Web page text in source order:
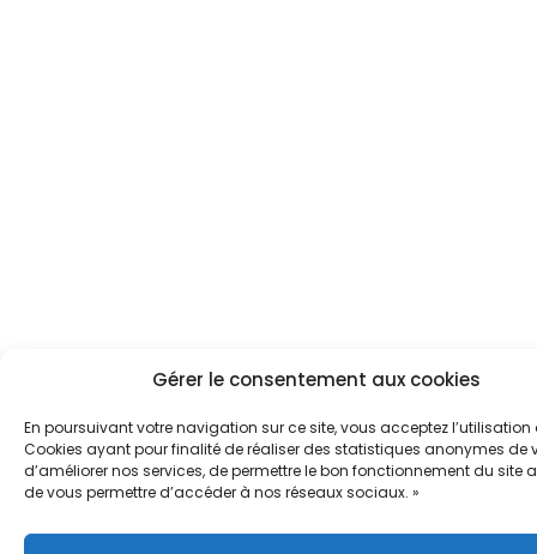
Gérer le consentement aux cookies
En poursuivant votre navigation sur ce site, vous acceptez l’utilisation
Cookies ayant pour finalité de réaliser des statistiques anonymes de
d’améliorer nos services, de permettre le bon fonctionnement du site
de vous permettre d’accéder à nos réseaux sociaux. »